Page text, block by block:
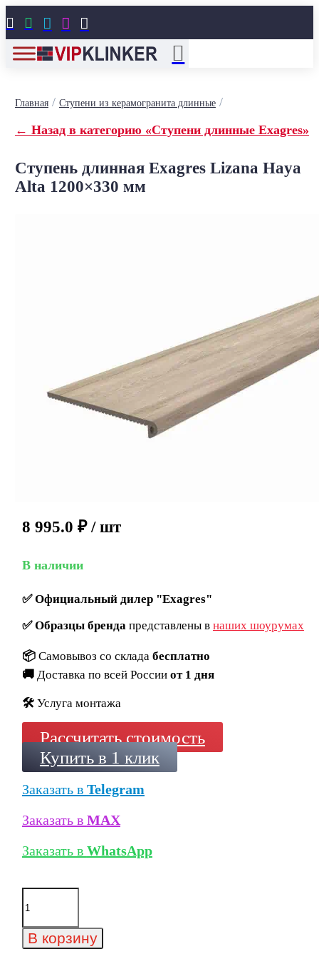
    
Главная/ Ступени из керамогранита длинные/
← Назад в категорию «Ступени длинные Exagres»
Ступень длинная Exagres Lizana Haya
Alta 1200×330 мм
8 995.0 ₽ / шт
В наличии
✅Официальный дилер "Exagres"
✅Образцы брендапредставлены в наших шоурумах
📦 Самовывоз со склада бесплатно
🚚 Доставка по всей России от 1 дня
🛠️ Услуга монтажа
Рассчитать стоимость
Купить в 1 клик
Заказать в Telegram
Заказать в MAX
Заказать в WhatsApp
Количество
товара
длинная
Exagres
В корзину